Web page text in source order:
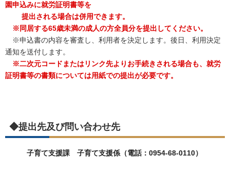
園申込みに就労証明書等を
提出される場合は併用できます。
※同居する65歳未満の成人の方全員分を提出してください。
※申込書の内容を審査し、利用者を決定します。後日、利用決定
通知を送付します。
※二次元コードまたはリンク先よりお手続きされる場合も、就労
証明書等の書類については用紙での提出が必要です。
◆提出先及び問い合わせ先
子育て支援課 子育て支援係（電話：0954-68-0110）